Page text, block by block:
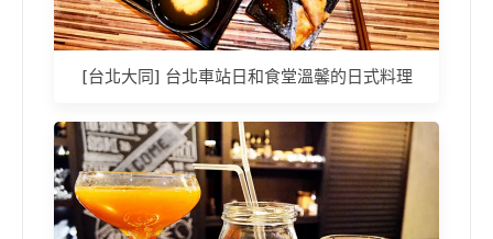
[台北大同] 台北車站日和食堂溫馨的日式料理